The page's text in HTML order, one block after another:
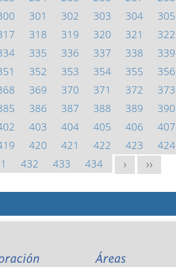
301 302 303 304 305
318 319 320 321 322
335 336 337 338 339
352 353 354 355 356
369 370 371 372 373
386 387 388 389 390
403 404 405 406 407
420 421 422 423 424
432 433 434 > >>
Áreas